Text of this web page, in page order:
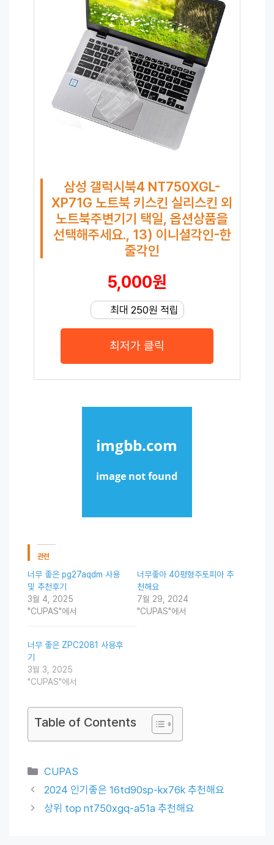
삼성 갤럭시북4 NT750XGL-
XP71G 노트북 키스킨 실리스킨 외
노트북주변기기 택일, 옵션상품을
선택해주세요., 13) 이니셜각인-한
줄각인
5,000원
최대 250원 적립
최저가 클릭
관련
너무 좋은 pg27aqdm 사용
및 추천후기
3월 4, 2025
"CUPAS"에서
너무좋아 40평형주토피아 추
천해요
7월 29, 2024
"CUPAS"에서
너무 좋은 ZPC2081 사용후
기
3월 3, 2025
"CUPAS"에서
Table of Contents
Categories
CUPAS
2024 인기좋은 16td90sp-kx76k 추천해요
상위 top nt750xgq-a51a 추천해요